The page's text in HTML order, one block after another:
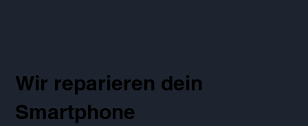
Wir reparieren dein
Smartphone